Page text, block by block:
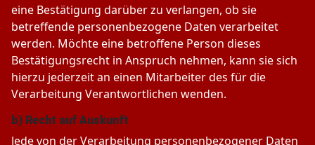
eine Bestätigung darüber zu verlangen, ob sie
betreffende personenbezogene Daten verarbeitet
werden. Möchte eine betroffene Person dieses
Bestätigungsrecht in Anspruch nehmen, kann sie sich
hierzu jederzeit an einen Mitarbeiter des für die
Verarbeitung Verantwortlichen wenden.
b) Recht auf Auskunft
Jede von der Verarbeitung personenbezogener Daten